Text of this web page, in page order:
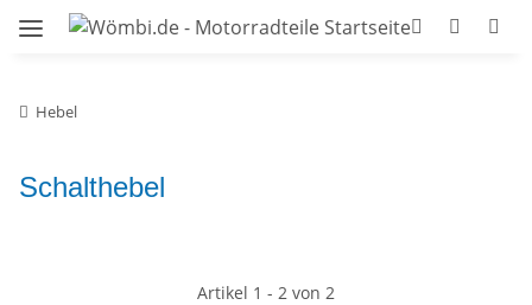
Hebel
Schalthebel
Artikel 1 - 2 von 2